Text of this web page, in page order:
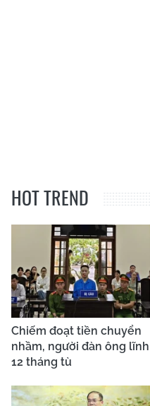
HOT TREND
Chiếm đoạt tiền chuyển
nhầm, người đàn ông lĩnh
12 tháng tù